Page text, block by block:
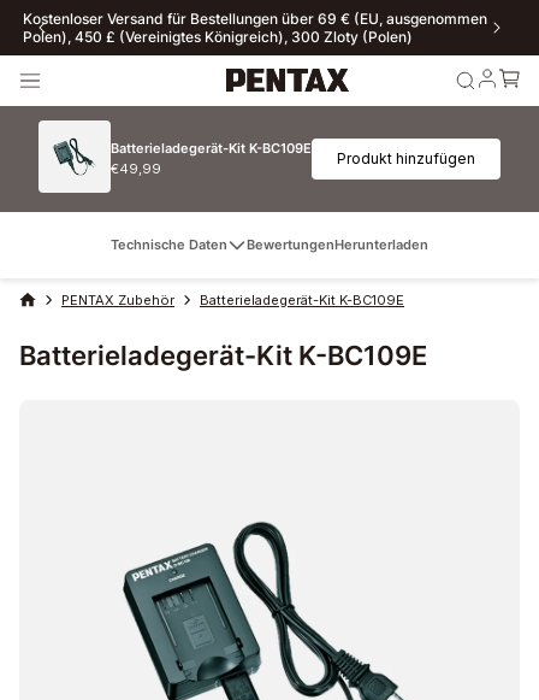
Kostenloser Versand für Bestellungen über 69 € (EU, ausgenommen
Polen), 450 £ (Vereinigtes Königreich), 300 Zloty (Polen)
Technische Daten BewertungenHerunterladen
Batterieladegerät-Kit K-BC109E
€49,99
Produkt hinzufügen
PENTAX Zubehör Batterieladegerät-Kit K-BC109E
Batterieladegerät-Kit K-BC109E